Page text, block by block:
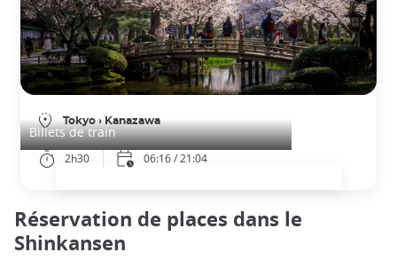
Billets de train de Tokyo à Kanazawa
Billets de train
Tokyo › Kanazawa
2h30 06:16 / 21:04
Réservation de places dans le
Shinkansen